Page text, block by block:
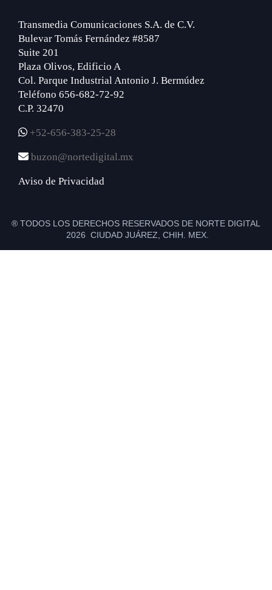
Transmedia Comunicaciones S.A. de C.V.
Bulevar Tomás Fernández #8587
Suite 201
Plaza Olivos, Edificio A
Col. Parque Industrial Antonio J. Bermúdez
Teléfono 656-682-72-92
C.P. 32470
+52-656-383-25-28
buzon@nortedigital.mx
Aviso de Privacidad
® TODOS LOS DERECHOS RESERVADOS DE NORTE DIGITAL
2026 CIUDAD JUÁREZ, CHIH. MEX.